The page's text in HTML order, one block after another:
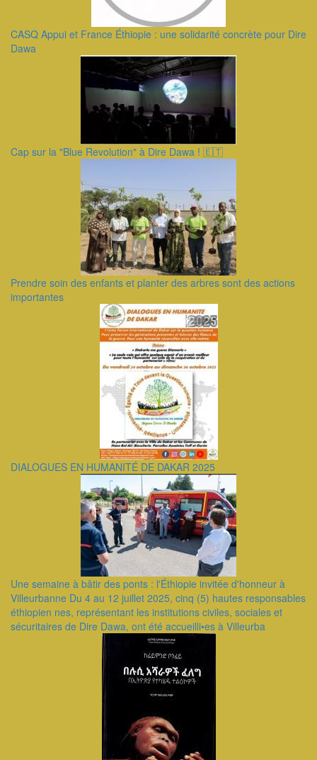
CASQ Appui et France Éthiopie : une solidarité concrète pour Dire
Dawa
Cap sur la "Blue Revolution" à Dire Dawa ! 🇪🇹
Prendre soin des enfants et planter des arbres sont des actions
importantes
DIALOGUES EN HUMANITÉ DE DAKAR 2025
Une semaine à bâtir des ponts : l'Éthiopie invitée d'honneur à
Villeurbanne Du 4 au 12 juillet 2025, cinq (5) hautes responsables
éthiopien nes, représentant les institutions civiles, sociales et
sécuritaires de Dire Dawa, ont été accueilli•es à Villeurba